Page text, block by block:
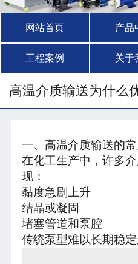
网站首页 产品
工程案例 关于
高温介质输送为什么
一、高温介质输送的
在化工生产中，许多
现：
黏度急剧上升
结晶或凝固
堵塞管道和泵腔
传统泵型难以长期稳定